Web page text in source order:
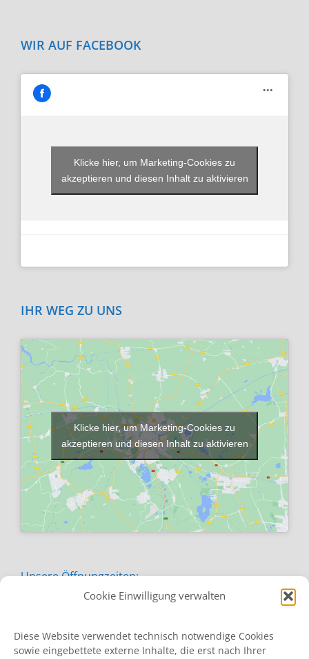
Cookie Einwilligung verwalten
Diese Website verwendet technisch notwendige Cookies
sowie eingebettete externe Inhalte, die erst nach Ihrer
WIR AUF FACEBOOK
Klicke hier, um Marketing-Cookies zu
akzeptieren und diesen Inhalt zu aktivieren
IHR WEG ZU UNS
Klicke hier, um Marketing-Cookies zu
akzeptieren und diesen Inhalt zu aktivieren
Unsere Öffnungzeiten:
Montag von 09:00 - 16:30 Uhr